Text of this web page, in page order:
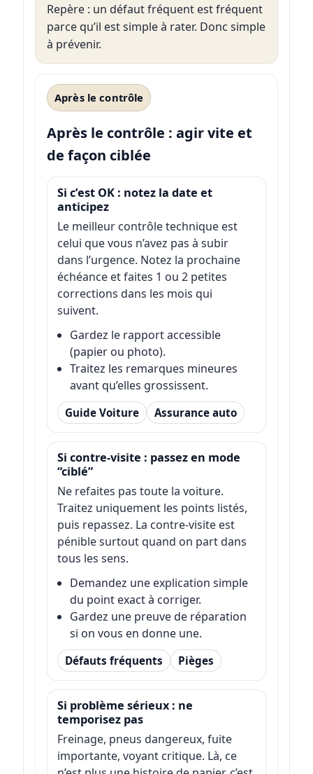
Repère : un défaut fréquent est fréquent
parce qu’il est simple à rater. Donc simple
à prévenir.
Après le contrôle
Après le contrôle : agir vite et
de façon ciblée
Si c’est OK : notez la date et
anticipez
Le meilleur contrôle technique est
celui que vous n’avez pas à subir
dans l’urgence. Notez la prochaine
échéance et faites 1 ou 2 petites
corrections dans les mois qui
suivent.
Gardez le rapport accessible
(papier ou photo).
Traitez les remarques mineures
avant qu’elles grossissent.
Guide Voiture Assurance auto
Si contre-visite : passez en mode
“ciblé”
Ne refaites pas toute la voiture.
Traitez uniquement les points listés,
puis repassez. La contre-visite est
pénible surtout quand on part dans
tous les sens.
Demandez une explication simple
du point exact à corriger.
Gardez une preuve de réparation
si on vous en donne une.
Défauts fréquents Pièges
Si problème sérieux : ne
temporisez pas
Freinage, pneus dangereux, fuite
importante, voyant critique. Là, ce